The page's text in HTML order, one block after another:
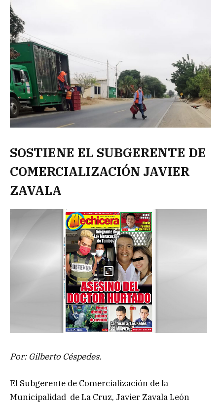
SOSTIENE EL SUBGERENTE DE
COMERCIALIZACIÓN JAVIER
ZAVALA
Por: Gilberto Céspedes.
El Subgerente de Comercialización de la
Municipalidad de La Cruz, Javier Zavala León